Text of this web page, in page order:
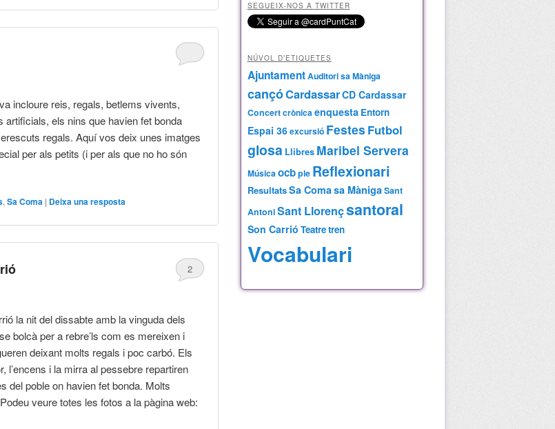
incloure reis, regals, betlems vivents,
artificials, els nins que havien fet bonda
regals. Aquí vos deix unes imatges
per als petits (i per als que no ho són
,Sa Coma | Deixa una resposta
2
la nit del dissabte amb la vinguda dels
bolcà per a rebre’ls com es mereixen i
deixant molts regals i poc carbó. Els
l’encens i la mirra al pessebre repartiren
del poble on havien fet bonda. Molts
veure totes les fotos a la pàgina web:
SEGUEIX-NOS A TWITTER
NÚVOL D’ETIQUETES
AjuntamentAuditori sa Màniga
cançóCardassarCD Cardassar
Concertcrònicaenquesta Entorn
Espai 36excursió Festes Futbol
glosa Llibres Maribel Servera
Músicaocbple Reflexionari
ResultatsSa Comasa MànigaSant
AntoniSant Llorençsantoral
Son Carrió Teatretren
Vocabulari